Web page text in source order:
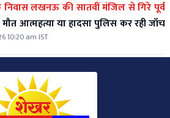
निवास लखनऊ की सातवीं मंजिल से गिरे पूर्व
आत्महत्या या हादसा पुलिस कर रही जॉच
10:20 am IST